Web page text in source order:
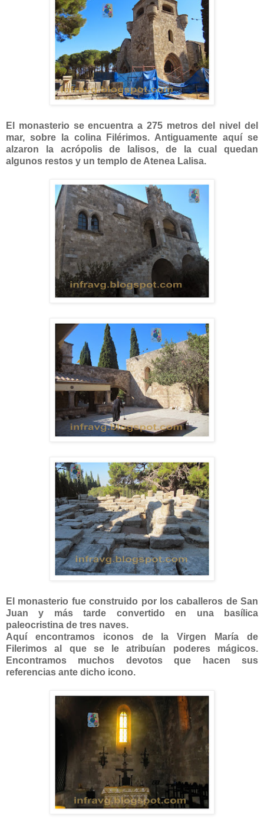
El monasterio se encuentra a 275 metros del nivel del
mar, sobre la colina Filérimos. Antiguamente aquí se
alzaron la acrópolis de Ialisos, de la cual quedan
algunos restos y un templo de Atenea Lalisa.
El monasterio fue construido por los caballeros de San
Juan y más tarde convertido en una basílica
paleocristina de tres naves.
Aquí encontramos iconos de la Virgen María de
Filerimos al que se le atribuían poderes mágicos.
Encontramos muchos devotos que hacen sus
referencias ante dicho icono.